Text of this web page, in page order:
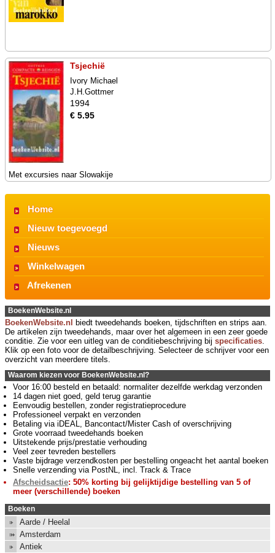
Tsjechië
Ivory Michael
J.H.Gottmer
1994
€ 5.95
Met excursies naar Slowakije
Home
Nieuw toegevoegd
Nieuws
Winkelwagen
Afrekenen
BoekenWebsite.nl
BoekenWebsite.nl
biedt tweedehands boeken, tijdschriften en strips aan.
De artikelen zijn tweedehands, maar over het algemeen in een zeer goede
conditie. Zie voor een uitleg van de conditiebeschrijving bij specificaties.
Klik op een foto voor de detailbeschrijving. Selecteer de schrijver voor een
overzicht van meerdere titels.
Waarom kiezen voor BoekenWebsite.nl?
Voor 16:00 besteld en betaald: normaliter dezelfde werkdag verzonden
14 dagen niet goed, geld terug garantie
Eenvoudig bestellen, zonder registratieprocedure
Professioneel verpakt en verzonden
Betaling via iDEAL, Bancontact/Mister Cash of overschrijving
Grote voorraad tweedehands boeken
Uitstekende prijs/prestatie verhouding
Veel zeer tevreden bestellers
Vaste bijdrage verzendkosten per bestelling ongeacht het aantal boeken
Snelle verzending via PostNL, incl. Track & Trace
Afscheidsactie: 50% korting bij gelijktijdige bestelling van 5 of
meer (verschillende) boeken
Boeken
Aarde / Heelal
Amsterdam
Antiek